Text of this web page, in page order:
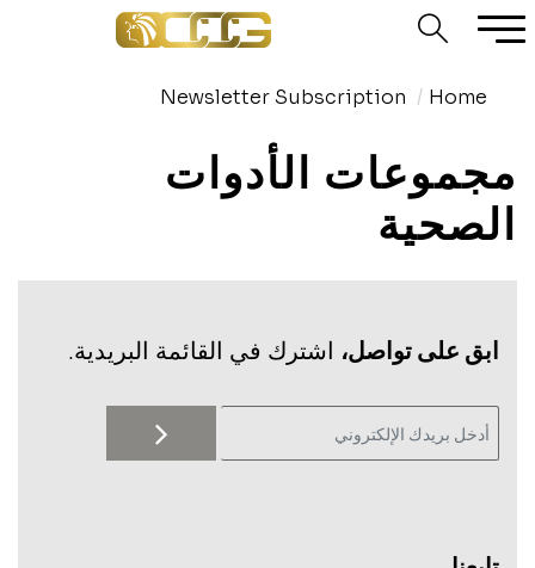
Home
Newsletter Subscription
مجموعات الأدوات
الصحية
‫ابق على تواصل، اشترك في القائمة البريدية.